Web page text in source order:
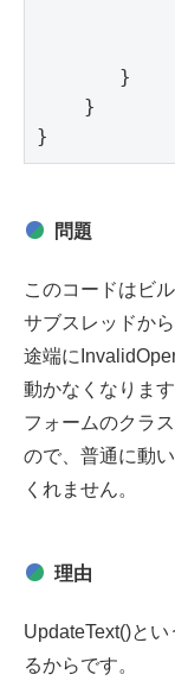
       }
    }
}
問題
このコードはビ
サブスレッドか
途端に
動かなくなります
フォームのクラ
ので、普通に動
くれません。
理由
UpdateText()と
るからです。